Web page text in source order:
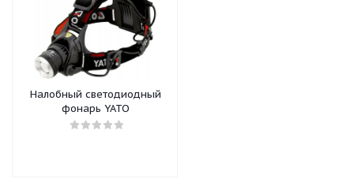
Налобный светодиодный
фонарь YATO